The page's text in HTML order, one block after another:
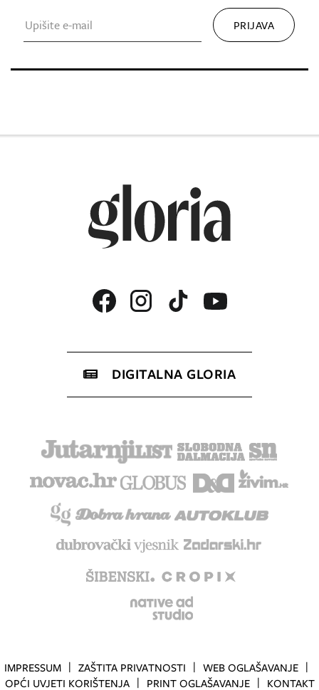
DIGITALNA GLORIA
IMPRESSUM ZAŠTITA PRIVATNOSTI
WEB OGLAŠAVANJE
OPĆI UVJETI KORIŠTENJA
PRINT OGLAŠAVANJE KONTAKT